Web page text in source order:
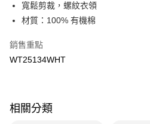
每筆NT$100，滿NT$1,500(含以上)免
寬鬆剪裁，螺紋衣領
材質：100% 有機棉
銷售重點
WT25134WHT
相關分類